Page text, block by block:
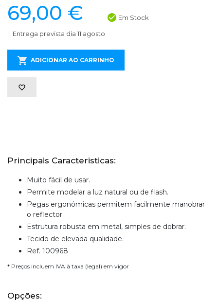
69,00 € Em Stock
Entrega prevista dia 11 agosto
ADICIONAR AO CARRINHO
Principais Caracteristicas:
Muito fácil de usar.
Permite modelar a luz natural ou de flash.
Pegas ergonómicas permitem facilmente manobrar
o reflector.
Estrutura robusta em metal, simples de dobrar.
Tecido de elevada qualidade.
Ref. 100968
* Preços incluem IVA à taxa (legal) em vigor
Opções: